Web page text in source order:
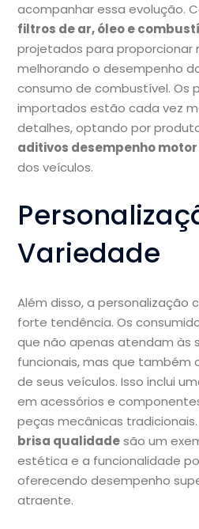
acompanhar essa evolução.
filtros de ar, óleo e
projetados para proporcionar
melhorando o desempenho
consumo de combustível. Os
importados estão cada vez
detalhes, optando por
aditivos desempenho motor
dos veículos.
Variedade
Além disso, a personalização
forte tendência. Os
que não apenas atendam às
funcionais, mas que também
de seus veículos. Isso inclui
em acessórios e
peças mecânicas tradicionais.
brisa qualidadesão um
estética e a funcionalidade
oferecendo desempenho
atraente.